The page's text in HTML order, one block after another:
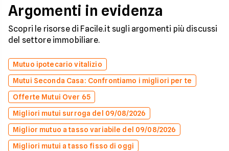
Argomenti in evidenza
Scopri le risorse di Facile.it sugli argomenti più discussi
del settore immobiliare.
Mutuo ipotecario vitalizio
Mutui Seconda Casa: Confrontiamo i migliori per te
Offerte Mutui Over 65
Migliori mutui surroga del 09/08/2026
Miglior mutuo a tasso variabile del 09/08/2026
Migliori mutui a tasso fisso di oggi